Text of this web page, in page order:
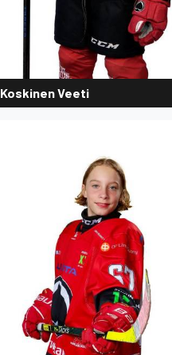
Koskinen Veeti